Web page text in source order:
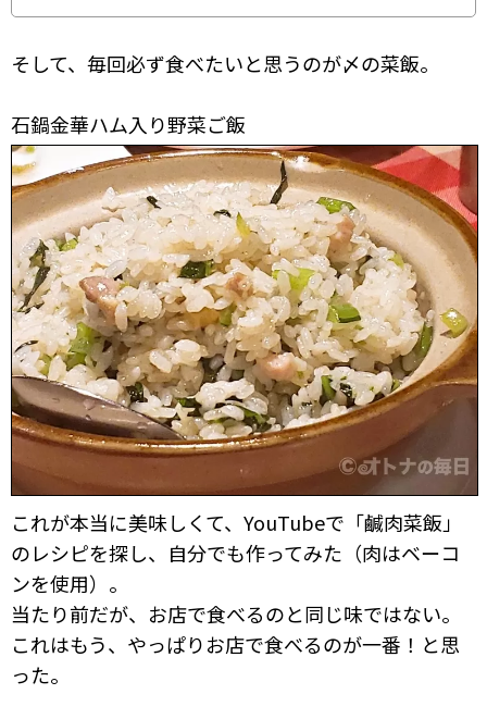
そして、毎回必ず食べたいと思うのが〆の菜飯。
石鍋金華ハム入り野菜ご飯
これが本当に美味しくて、YouTubeで「鹹肉菜飯」
のレシピを探し、自分でも作ってみた（肉はベーコ
ンを使用）。
当たり前だが、お店で食べるのと同じ味ではない。
これはもう、やっぱりお店で食べるのが一番！と思
った。